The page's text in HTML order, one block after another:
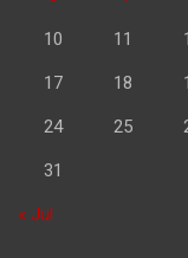
10 11
17 18
24 25
31
« Jul